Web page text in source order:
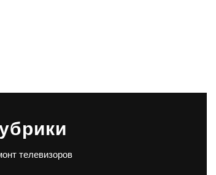
телевизоров